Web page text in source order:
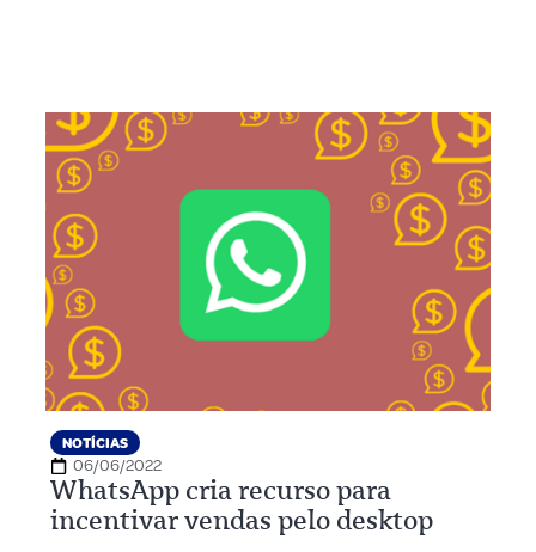
NOTÍCIAS
06/06/2022
WhatsApp cria recurso para
incentivar vendas pelo desktop